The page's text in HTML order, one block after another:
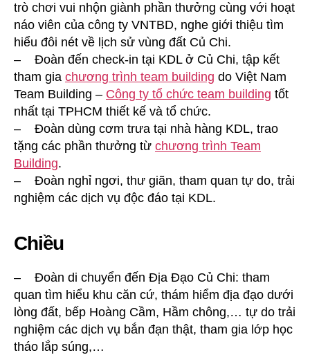
trò chơi vui nhộn giành phần thưởng cùng với hoạt
náo viên của công ty VNTBD, nghe giới thiệu tìm
hiểu đôi nét về lịch sử vùng đất Củ Chi.
– Đoàn đến check-in tại KDL ở Củ Chi, tập kết
tham gia chương trình team building do Việt Nam
Team Building – Công ty tổ chức team building tốt
nhất tại TPHCM thiết kế và tổ chức.
– Đoàn dùng cơm trưa tại nhà hàng KDL, trao
tặng các phần thưởng từ chương trình Team
Building.
– Đoàn nghỉ ngơi, thư giãn, tham quan tự do, trải
nghiệm các dịch vụ độc đáo tại KDL.
Chiều
– Đoàn di chuyển đến Địa Đạo Củ Chi: tham
quan tìm hiểu khu căn cứ, thám hiểm địa đạo dưới
lòng đất, bếp Hoàng Cầm, Hầm chông,… tự do trải
nghiệm các dịch vụ bắn đạn thật, tham gia lớp học
tháo lắp súng,…